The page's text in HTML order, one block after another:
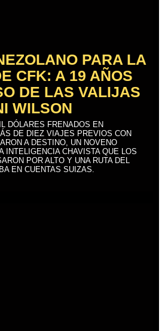
PARA LA
CFK: A 19 AÑOS
DE LAS VALIJAS
WILSON
DÓLARES FRENADOS EN
DE DIEZ VIAJES PREVIOS CON
A DESTINO, UN NOVENO
INTELIGENCIA CHAVISTA QUE LOS
POR ALTO Y UNA RUTA DEL
EN CUENTAS SUIZAS.